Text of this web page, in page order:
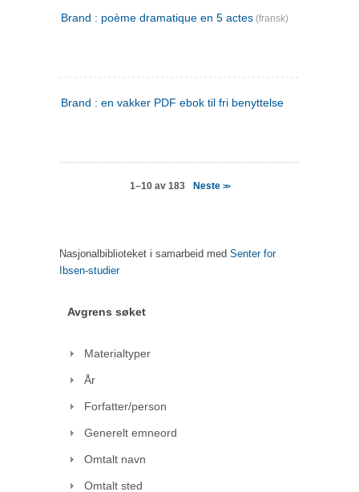
Brand : poème dramatique en 5 actes (fransk)
Brand : en vakker PDF ebok til fri benyttelse
1–10 av 183 Neste >>
Nasjonalbiblioteket i samarbeid med Senter for
Ibsen-studier
Avgrens søket
Materialtyper
År
Forfatter/person
Generelt emneord
Omtalt navn
Omtalt sted